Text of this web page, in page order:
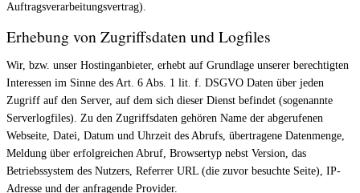
Auftragsverarbeitungsvertrag).
Erhebung von Zugriffsdaten und Logfiles
Wir, bzw. unser Hostinganbieter, erhebt auf Grundlage unserer berechtigten
Interessen im Sinne des Art. 6 Abs. 1 lit. f. DSGVO Daten über jeden
Zugriff auf den Server, auf dem sich dieser Dienst befindet (sogenannte
Serverlogfiles). Zu den Zugriffsdaten gehören Name der abgerufenen
Webseite, Datei, Datum und Uhrzeit des Abrufs, übertragene Datenmenge,
Meldung über erfolgreichen Abruf, Browsertyp nebst Version, das
Betriebssystem des Nutzers, Referrer URL (die zuvor besuchte Seite), IP-
Adresse und der anfragende Provider.